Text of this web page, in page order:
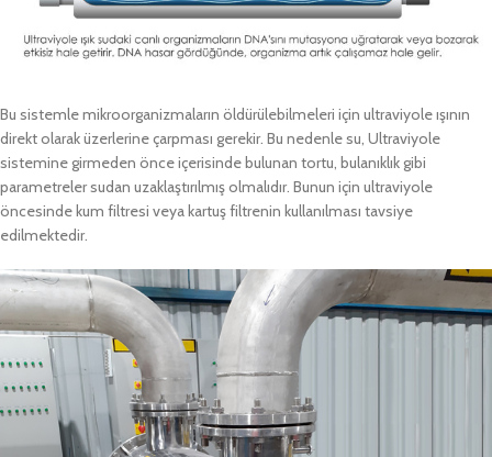
Bu sistemle mikroorganizmaların öldürülebilmeleri için ultraviyole ışının
direkt olarak üzerlerine çarpması gerekir. Bu nedenle su, Ultraviyole
sistemine girmeden önce içerisinde bulunan tortu, bulanıklık gibi
parametreler sudan uzaklaştırılmış olmalıdır. Bunun için ultraviyole
öncesinde kum filtresi veya kartuş filtrenin kullanılması tavsiye
edilmektedir.